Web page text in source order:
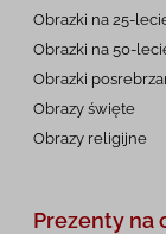
Obrazki na 25-
Obrazki na 50-
Obrazki
Obrazy święte
Obrazy religijne
Prezenty na